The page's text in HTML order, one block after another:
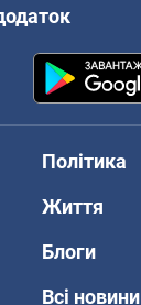
Політика
Життя
Блоги
Всі новини